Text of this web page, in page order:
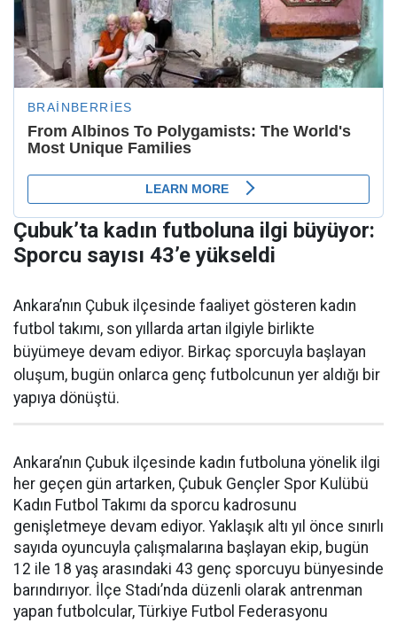
Çubuk’ta kadın futboluna ilgi büyüyor:
Sporcu sayısı 43’e yükseldi
Ankara’nın Çubuk ilçesinde faaliyet gösteren kadın
futbol takımı, son yıllarda artan ilgiyle birlikte
büyümeye devam ediyor. Birkaç sporcuyla başlayan
oluşum, bugün onlarca genç futbolcunun yer aldığı bir
yapıya dönüştü.
Ankara’nın Çubuk ilçesinde kadın futboluna yönelik ilgi
her geçen gün artarken, Çubuk Gençler Spor Kulübü
Kadın Futbol Takımı da sporcu kadrosunu
genişletmeye devam ediyor. Yaklaşık altı yıl önce sınırlı
sayıda oyuncuyla çalışmalarına başlayan ekip, bugün
12 ile 18 yaş arasındaki 43 genç sporcuyu bünyesinde
barındırıyor. İlçe Stadı’nda düzenli olarak antrenman
yapan futbolcular, Türkiye Futbol Federasyonu